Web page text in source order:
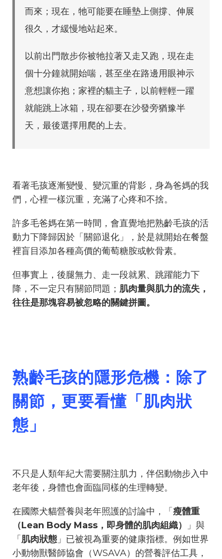
而來；現在，牠可能要在睡墊上側撐、伸展
很久，才緩慢地站起來。
以前出門散步你被牠拉著又走又跑，現在走
個十分鐘就開始喘，甚至坐在路邊用眼神示
意想讓你抱；家裡的貓主子，以前輕輕一躍
就能跳上冰箱，現在卻要在沙發旁猶豫半
天，最後選擇用爬的上去。
看著毛孩逐漸變慢、變沉重的背影，身為爸媽的我
們，心裡一樣沉重，充滿了心疼和不捨。
許多毛爸媽在第一時間，會直覺地把熟齡毛孩的活
動力下降歸因於「關節退化」，於是就開始在餐盤
裡盲目添加各種高價的葡萄糖胺或軟骨素。
但事實上，後腿無力、走一段就累、跳躍能力下
降，不一定只有關節問題； 肌肉量與肌力的流失，
往往是那塊容易被忽略的關鍵拼圖。
熟齡毛孩的隱形危機：除了
關節，更要看懂「肌肉狀
態」
不只是人類年紀大需要關注肌力，伴侶動物步入中
老年後，身體也會面臨同樣的生理轉變。
在國際犬貓營養與老年照護的討論中，「瘦體重
（Lean Body Mass，即身體的肌肉組織）
」與
「肌肉狀態 」已被視為重要的健康指標。例如世界
小動物獸醫師協會（WSAVA）的營養評估工具，